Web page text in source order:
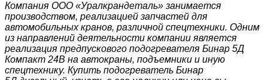
Компания ООО «Уралкрандеталь» занимается
производством, реализацией запчастей для
автомобильных кранов, различной спецтехники. Одним
из направлений деятельности компании является
реализация предпускового подогревателя Бинар 5Д
Компакт 24В на автокраны, подъемники и иную
спецтехнику. Купить подогреватель Бинар